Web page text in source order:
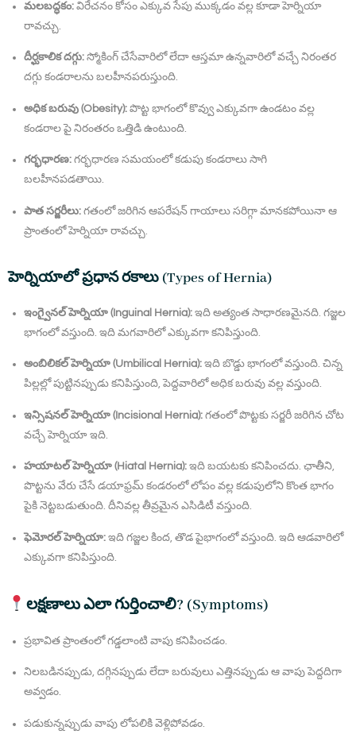
మలబద్ధకం: విరేచనం కోసం ఎక్కువ సేపు ముక్కడం వల్ల కూడా హెర్నియా
రావచ్చు.
దీర్ఘకాలిక దగ్గు: స్మోకింగ్ చేసేవారిలో లేదా ఆస్తమా ఉన్నవారిలో వచ్చే నిరంతర
దగ్గు కండరాలను బలహీనపరుస్తుంది.
అధిక బరువు (Obesity): పొట్ట భాగంలో కొవ్వు ఎక్కువగా ఉండటం వల్ల
కండరాల పై నిరంతరం ఒత్తిడి ఉంటుంది.
గర్భధారణ: గర్భధారణ సమయంలో కడుపు కండరాలు సాగి
బలహీనపడతాయి.
పాత సర్జరీలు: గతంలో జరిగిన ఆపరేషన్ గాయాలు సరిగ్గా మానకపోయినా ఆ
ప్రాంతంలో హెర్నియా రావచ్చు.
హెర్నియాలో ప్రధాన రకాలు (Types of Hernia)
ఇంగ్వైనల్ హెర్నియా (Inguinal Hernia): ఇది అత్యంత సాధారణమైనది. గజ్జల
భాగంలో వస్తుంది. ఇది మగవారిలో ఎక్కువగా కనిపిస్తుంది.
అంబిలికల్ హెర్నియా (Umbilical Hernia): ఇది బొడ్డు భాగంలో వస్తుంది. చిన్న
పిల్లల్లో పుట్టినప్పుడు కనిపిస్తుంది, పెద్దవారిలో అధిక బరువు వల్ల వస్తుంది.
ఇన్సిషనల్ హెర్నియా (Incisional Hernia): గతంలో పొట్టకు సర్జరీ జరిగిన చోట
వచ్చే హెర్నియా ఇది.
హయాటల్ హెర్నియా (Hiatal Hernia): ఇది బయటకు కనిపించదు. ఛాతీని,
పొట్టను వేరు చేసే డయాఫ్రమ్ కండరంలో లోపం వల్ల కడుపులోని కొంత భాగం
పైకి నెట్టబడుతుంది. దీనివల్ల తీవ్రమైన ఎసిడిటీ వస్తుంది.
ఫెమోరల్ హెర్నియా: ఇది గజ్జల కింద, తొడ పైభాగంలో వస్తుంది. ఇది ఆడవారిలో
ఎక్కువగా కనిపిస్తుంది.
లక్షణాలు ఎలా గుర్తించాలి? (Symptoms)
ప్రభావిత ప్రాంతంలో గడ్డలాంటి వాపు కనిపించడం.
నిలబడినప్పుడు, దగ్గినప్పుడు లేదా బరువులు ఎత్తినప్పుడు ఆ వాపు పెద్దదిగా
అవ్వడం.
పడుకున్నప్పుడు వాపు లోపలికి వెళ్లిపోవడం.